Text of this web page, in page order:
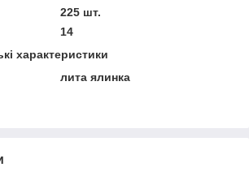
225 шт.
14
характеристики
лита ялинка